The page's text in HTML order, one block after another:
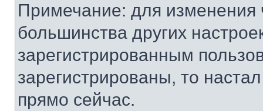
Примечание: для изменения
большинства других
зарегистрированным
зарегистрированы, то
прямо сейчас.